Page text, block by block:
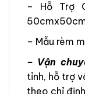
– Hỗ Trợ
– Mẫu rèm
– Vận
tỉnh, hỗ trợ
theo chỉ